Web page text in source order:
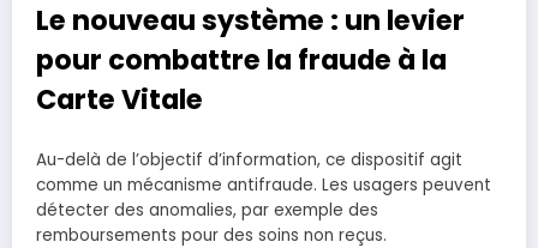
Le nouveau système : un levier
pour combattre la fraude à la
Carte Vitale
Au-delà de l’objectif d’information, ce dispositif agit
comme un mécanisme antifraude. Les usagers peuvent
détecter des anomalies, par exemple des
remboursements pour des soins non reçus.